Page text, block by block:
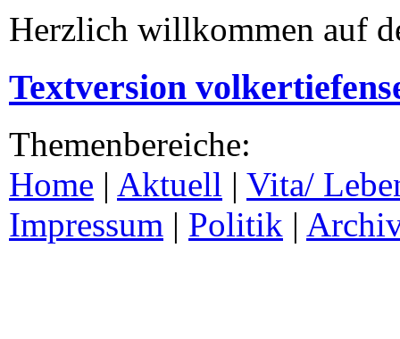
Herzlich willkommen auf
Textversion
Themenbereiche:
Home | Aktuell | Vita/
Impressum | Politik |